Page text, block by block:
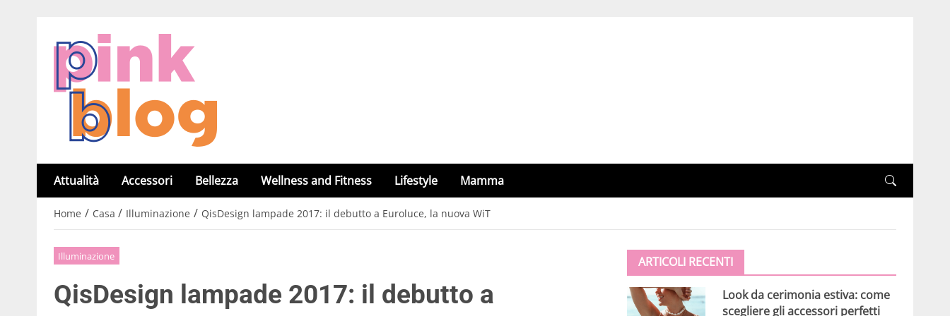
Attualità Accessori Bellezza Wellness and Fitness Lifestyle Mamma
Home / Casa / Illuminazione / QisDesign lampade 2017: il debutto a Euroluce, la nuova WiT
Illuminazione
QisDesign lampade 2017: il debutto a
ARTICOLI RECENTI
Look da cerimonia estiva: come
scegliere gli accessori perfetti